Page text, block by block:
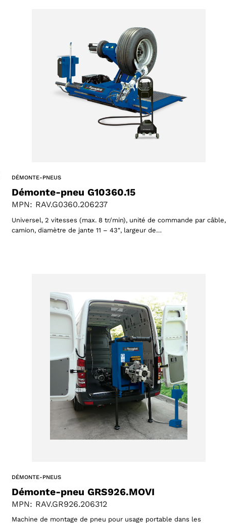
DÉMONTE-PNEUS
Démonte-pneu G10360.15
MPN: RAV.G0360.206237
Universel, 2 vitesses (max. 8 tr/min), unité de commande par câble,
camion, diamètre de jante 11 – 43″, largeur de…
DÉMONTE-PNEUS
Démonte-pneu GRS926.MOVI
MPN: RAV.GR926.206312
Machine de montage de pneu pour usage portable dans les